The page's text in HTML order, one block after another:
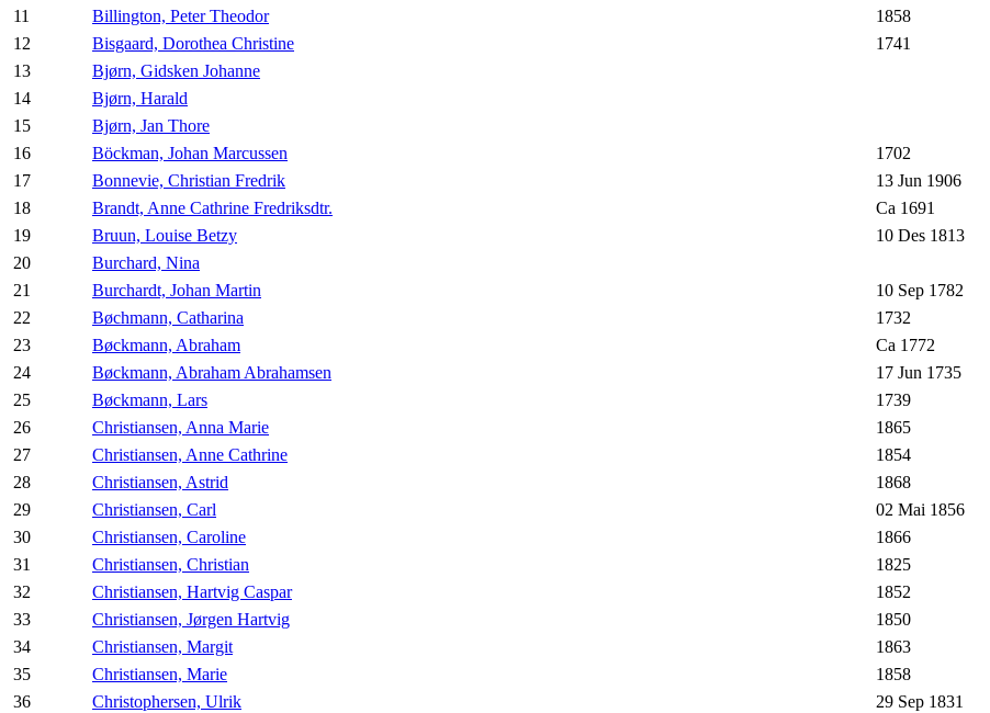
11
Billington, Peter Theodor 1858
12
Bisgaard, Dorothea Christine 1741
13
Bjørn, Gidsken Johanne
14
Bjørn, Harald
15
Bjørn, Jan Thore
16
Böckman, Johan Marcussen 1702
17
Bonnevie, Christian Fredrik 13 Jun 1906
18
Brandt, Anne Cathrine Fredriksdtr. Ca 1691
19
Bruun, Louise Betzy 10 Des 1813
20
Burchard, Nina
21
Burchardt, Johan Martin 10 Sep 1782
22
Bøchmann, Catharina 1732
23
Bøckmann, Abraham Ca 1772
24
Bøckmann, Abraham Abrahamsen 17 Jun 1735
25
Bøckmann, Lars 1739
26
Christiansen, Anna Marie 1865
27
Christiansen, Anne Cathrine 1854
28
Christiansen, Astrid 1868
29
Christiansen, Carl 02 Mai 1856
30
Christiansen, Caroline 1866
31
Christiansen, Christian 1825
32
Christiansen, Hartvig Caspar 1852
33
Christiansen, Jørgen Hartvig 1850
34
Christiansen, Margit 1863
35
Christiansen, Marie 1858
36
Christophersen, Ulrik 29 Sep 1831